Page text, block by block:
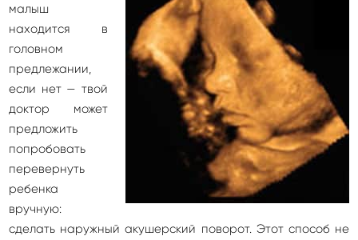
малыш
находится в
головном
предлежании,
если нет — твой
доктор может
предложить
попробовать
перевернуть
ребенка
вручную:
сделать наружный акушерский поворот. Этот способ не